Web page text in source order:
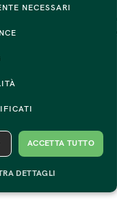
CONTATTI
supporto all'acquisto della
e l'evento, rivolgersi all'
NECESSARI
ACCETTA TUTTO
DETTAGLI